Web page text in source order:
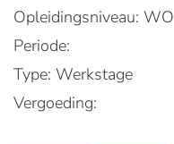
Opleidingsniveau: WO
Periode:
Type: Werkstage
Vergoeding: